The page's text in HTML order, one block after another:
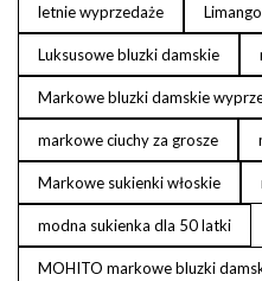
letnie wyprzedaże
Luksusowe bluzki damskie
Markowe bluzki damskie
markowe ciuchy za grosze
Markowe sukienki włoskie
modna sukienka dla 50 latki
MOHITO markowe bluzki